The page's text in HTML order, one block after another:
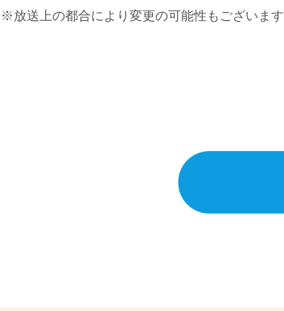
※放送上の都合により変更の可能性もございます